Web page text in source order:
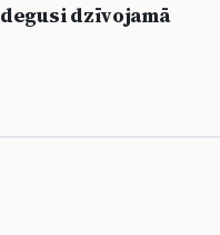
dzīvojamā